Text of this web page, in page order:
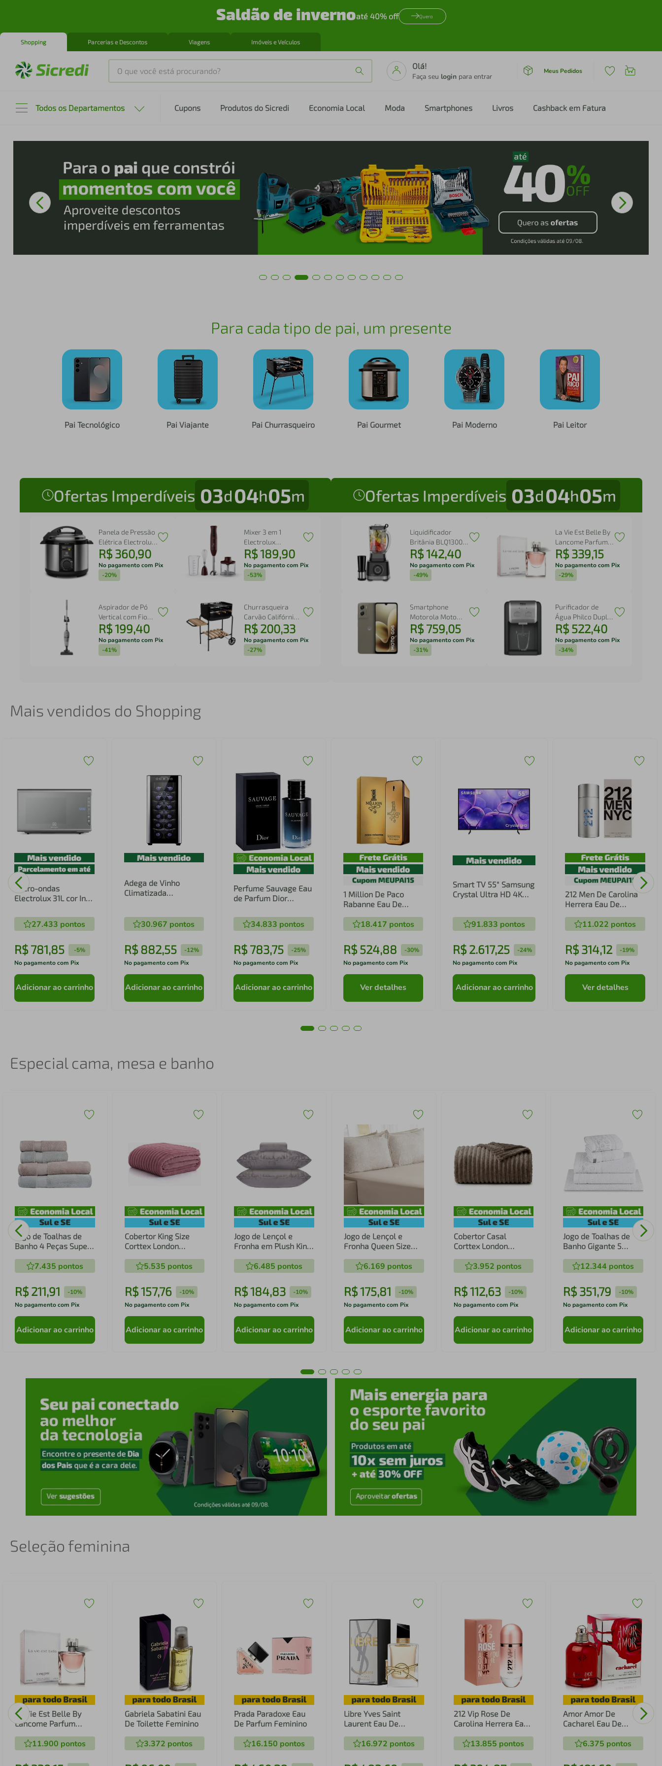
Saldão de invernoaté 40% off Quero
Shopping Parcerias e Descontos Viagens Imóveis e Veículos
O que você está procurando?
Olá!
Faça seu login para entrar
Meus Pedidos
Todos os Departamentos Cupons Produtos do Sicredi Economia Local Moda Smartphones Livros Cashback em Fatura
Para cada tipo de pai, um presente
Pai Tecnológico Pai Viajante Pai Churrasqueiro Pai Gourmet Pai Moderno Pai Leitor
Ofertas Imperdíveis 03d04h05m
Panela de Pressão
Elétrica Electrolux
por Rita Lobo 5L
Preta Efficient c/
Timer (PCE20)
R$ 360,90
No pagamento com Pix
-20%
Mixer 3 em 1
Electrolux
Vermelho Escuro
600W Haste em
Inox e Tecnologia
TruFlow (EIB21)
R$189,90
No pagamento com Pix
-53%
Aspirador de Pó
Vertical com Fio
Electrolux 1500W 2
em 1 Cyclonic
Power Cinza
(STK16)
R$199,40
No pagamento com Pix
-41%
Churrasqueira
Carvão Califórnia
Com Rodinha
Portátil Mor
R$ 200,33
No pagamento com Pix
-27%
Ofertas Imperdíveis 03d04h05m
Liquidificador
Britânia BLQ1300P
Fortis Turbo
1400W 3L
R$142,40
No pagamento com Pix
-49%
La Vie Est Belle By
Lancome Parfum
Feminino
R$ 339,15
No pagamento com Pix
-29%
Smartphone
Motorola Moto
g06 4G Tela 6,9”
256GB Câmera
50MP Bege
R$ 759,05
No pagamento com Pix
-31%
Purificador de
Água Philco Dupla
Filtragem 70W
PPU11C
R$ 522,40
No pagamento com Pix
-34%
Mais vendidos do Shopping
Micro-ondas
Electrolux 31L cor Inox
Integrado e Função
Tira Odor (MI41S)
27.433 pontos
R$ 781,85 -5%
No pagamento com Pix
Adicionar ao carrinho
Adega de Vinho
Climatizada
Acabamento em
Alumínio (ACB12)
30.967 pontos
R$ 882,55 -12%
No pagamento com Pix
Adicionar ao carrinho
Perfume Sauvage Eau
de Parfum Dior
34.833 pontos
R$783,75 -25%
No pagamento com Pix
Adicionar ao carrinho
1 Million De Paco
Rabanne Eau De
18.417 pontos
R$ 524,88 -30%
No pagamento com Pix
Ver detalhes
Smart TV 55" Samsung
Crystal Ultra HD 4K
Tecnologia HDR,
SmartThings, Xbox
Cloud Gaming e Alexa
Integrada
91.833 pontos
R$2.617,25 -24%
No pagamento com Pix
Adicionar ao carrinho
212 Men De Carolina
Herrera Eau De
11.022 pontos
R$314,12 -19%
No pagamento com Pix
Ver detalhes
Especial cama, mesa e banho
Jogo de Toalhas de
Banho 4 Peças Super
Corttex Taúpe/Verde
7.435 pontos
R$ 211,91 -10%
No pagamento com Pix
Adicionar ao carrinho
Cobertor King Size
Corttex London
5.535 pontos
R$157,76 -10%
No pagamento com Pix
Adicionar ao carrinho
Jogo de Lençol e
Fronha em Plush King
Ardósia6.485 pontos
R$184,83 -10%
No pagamento com Pix
Adicionar ao carrinho
Jogo de Lençol e
Fronha Queen Size
100% Algodão 3
Peças Cloud Jade
6.169 pontos
R$175,81 -10%
No pagamento com Pix
Adicionar ao carrinho
Cobertor Casal
Corttex London
3.952 pontos
R$112,63 -10%
No pagamento com Pix
Adicionar ao carrinho
Jogo de Toalhas de
Banho Gigante 5
Memphis Appel 450
g/m² Branca
12.344 pontos
R$351,79 -10%
No pagamento com Pix
Adicionar ao carrinho
Seleção feminina
La Vie Est Belle By
Lancome Parfum
11.900 pontos
Gabriela Sabatini Eau
De Toilette Feminino
3.372 pontos
Prada Paradoxe Eau
De Parfum Feminino
16.150 pontos
Libre Yves Saint
Laurent Eau De
16.972 pontos
212 Vip Rose De
Carolina Herrera Eau
13.855 pontos
Amor Amor De
Cacharel Eau De
6.375 pontos
º perfume
4º air fryer
5º iphone